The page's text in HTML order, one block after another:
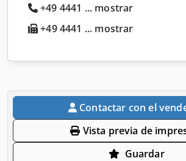
+49 4441 ... mostrar
+49 4441 ... mostrar
Contactar con el
Vista previa de
Guardar